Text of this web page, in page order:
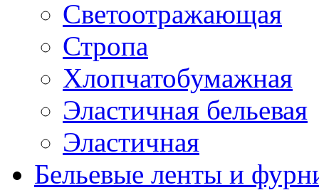
Светоотражающая
Стропа
Хлопчатобумажная
Эластичная бельевая
Эластичная
Бельевые ленты и